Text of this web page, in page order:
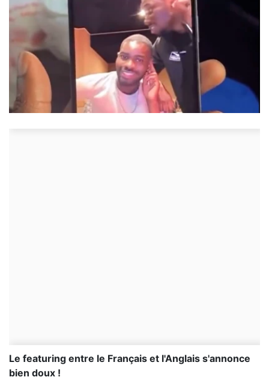
Le featuring entre le Français et l'Anglais s'annonce
bien doux !